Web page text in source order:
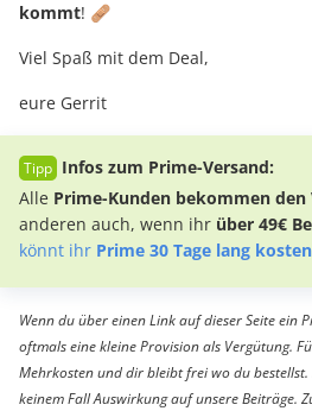
kommt! 🩹
Viel Spaß mit dem Deal,
eure Gerrit
Infos zum Prime-Versand:
Alle Prime-Kunden bekommen den
anderen auch, wenn ihr über 49€
könnt ihr Prime 30 Tage lang
Wenn du über einen Link auf dieser Seite ein
oftmals eine kleine Provision als Vergütung.
Mehrkosten und dir bleibt frei wo du
keinem Fall Auswirkung auf unsere Beiträge.